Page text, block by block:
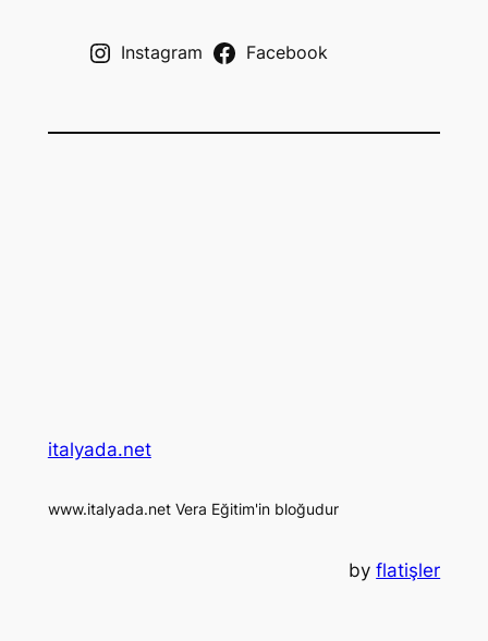
Instagram Facebook
italyada.net
www.italyada.net Vera Eğitim'in bloğudur
byflatişler